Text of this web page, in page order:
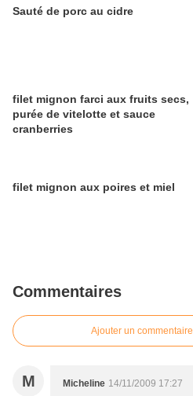
Sauté de porc au cidre
filet mignon farci aux fruits secs,
purée de vitelotte et sauce
cranberries
filet mignon aux poires et miel
Commentaires
Ajouter un commentaire
M Micheline 14/11/2009 17:27